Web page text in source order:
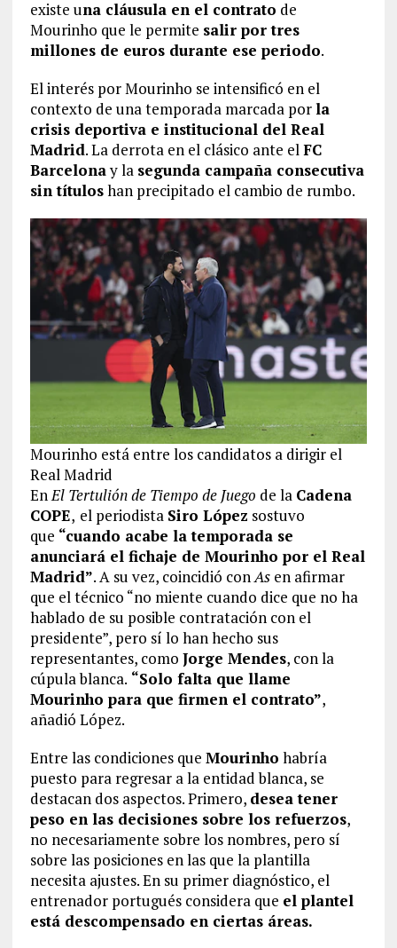
existe una cláusula en el contrato de
Mourinho que le permite salir por tres
millones de euros durante ese periodo.
El interés por Mourinho se intensificó en el
contexto de una temporada marcada porla
crisis deportiva e institucional del Real
Madrid. La derrota en el clásico ante elFC
Barcelonay la segunda campaña consecutiva
sin títuloshan precipitado el cambio de rumbo.
Mourinho está entre los candidatos a dirigir el
Real Madrid
EnEl Tertulión de Tiempo de Juego de la Cadena
COPE, el periodista Siro López sostuvo
que “cuando acabe la temporada se
anunciará el fichaje de Mourinho por el Real
Madrid”. A su vez, coincidió conAs en afirmar
que el técnico “no miente cuando dice que no ha
hablado de su posible contratación con el
presidente”, pero sí lo han hecho sus
representantes, como Jorge Mendes, con la
cúpula blanca. “Solo falta que llame
Mourinho para que firmen el contrato”,
añadió López.
Entre las condiciones que Mourinho habría
puesto para regresar a la entidad blanca, se
destacan dos aspectos. Primero, desea tener
peso en las decisiones sobre los refuerzos,
no necesariamente sobre los nombres, pero sí
sobre las posiciones en las que la plantilla
necesita ajustes. En su primer diagnóstico, el
entrenador portugués considera que el plantel
está descompensado en ciertas áreas.